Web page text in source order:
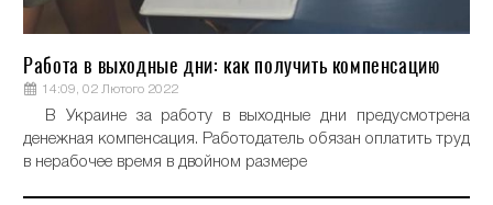
Работа в выходные дни: как получить компенсацию
14:09, 02 Лютого 2022
В Украине за работу в выходные дни предусмотрена
денежная компенсация. Работодатель обязан оплатить труд
в нерабочее время в двойном размере